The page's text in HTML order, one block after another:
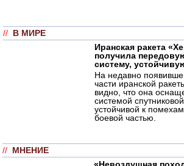
// В МИРЕ
Иранская ракета
получила
систему,
На недавно
части иранской
видно, что она
системой
устойчивой к
боевой частью.
// МНЕНИЕ
«Невоздушная